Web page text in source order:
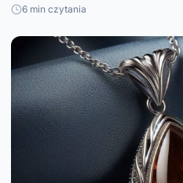
6 min czytania